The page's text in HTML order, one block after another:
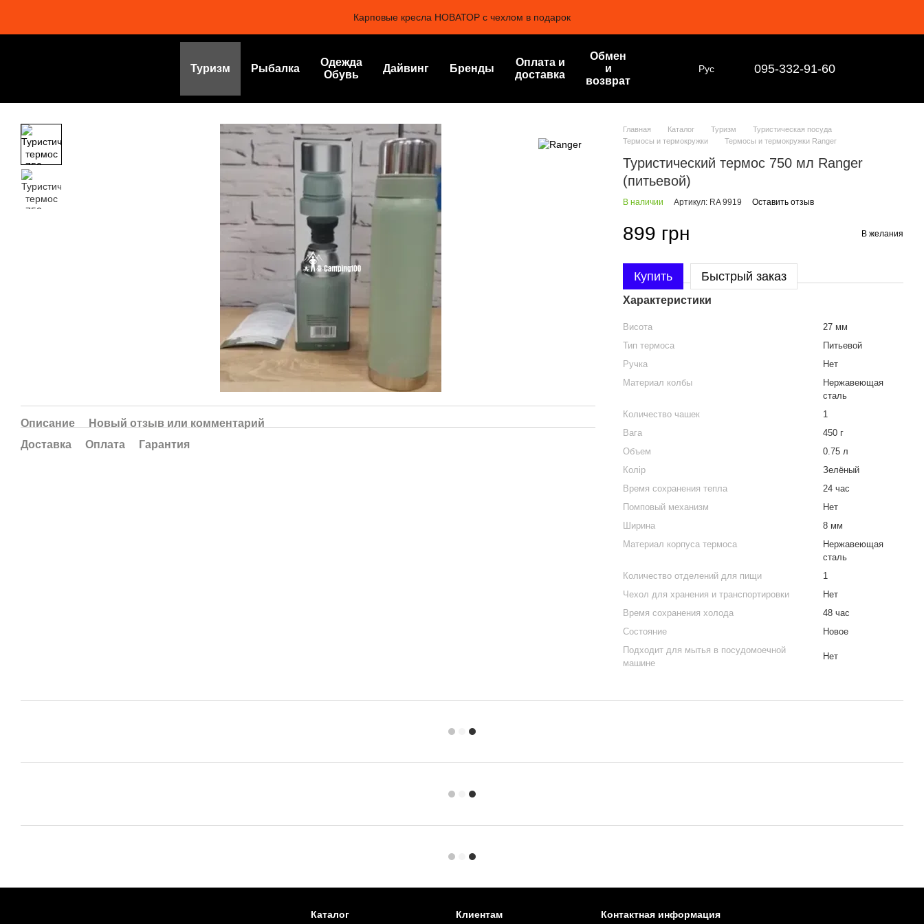
Карповые кресла НОВАТОР с чехлом в подарок
Туризм Рыбалка
Одежда
Обувь
Дайвинг Бренды
Оплата и
доставка
Обмен
и
возврат
Рус 095-332-91-60
Описание
Новый отзыв или комментарий
Доставка
Оплата Гарантия
Главная Каталог Туризм
Туристическая посуда
Термосы и термокружки
Термосы и термокружки Ranger
Туристический термос 750 мл Ranger
(питьевой)
В наличии Артикул: RA 9919 Оставить отзыв
899 грн В желания
Купить Быстрый заказ
Характеристики
Висота
27 мм
Тип термоса
Питьевой
Ручка
Нет
Материал колбы
Нержавеющая
сталь
Количество чашек
1
Вага
450 г
Объем
0.75 л
Колір
Зелёный
Время сохранения тепла
24 час
Помповый механизм
Нет
Ширина
8 мм
Материал корпуса термоса
Нержавеющая
сталь
Количество отделений для пищи
1
Чехол для хранения и транспортировки
Нет
Время сохранения холода
48 час
Состояние
Новое
Подходит для мытья в посудомоечной
машине
Нет
Каталог Клиентам Контактная информация